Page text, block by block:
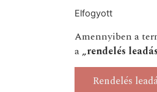
Elfogyott
Amennyiben a
a „rendelés
Rendelés